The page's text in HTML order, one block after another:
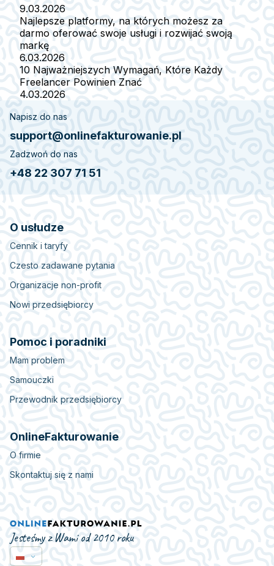
9.03.2026
Najlepsze platformy, na których możesz za
darmo oferować swoje usługi i rozwijać swoją
markę
6.03.2026
10 Najważniejszych Wymagań, Które Każdy
Freelancer Powinien Znać
4.03.2026
Napisz do nas
support@onlinefakturowanie.pl
Zadzwoń do nas
+48 22 307 71 51
O usłudze
Cennik i taryfy
Czesto zadawane pytania
Organizacje non-profit
Nowi przedsiębiorcy
Pomoc i poradniki
Mam problem
Samouczki
Przewodnik przedsiębiorcy
OnlineFakturowanie
O firmie
Skontaktuj się z nami
Jesteśmy z Wami od 2010 roku